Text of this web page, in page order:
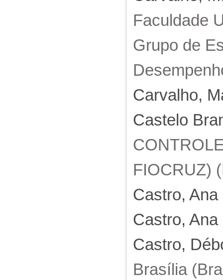
Faculdade
Grupo de
Carvalho,
Castelo
FIOCRUZ)
Castro,
Castro, Ana
Castro,
Brasília